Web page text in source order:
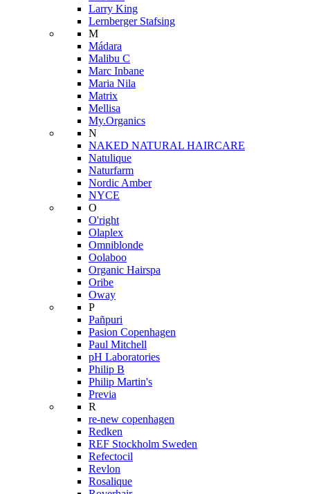
Larry King
Lernberger Stafsing
M
Mádara
Malibu C
Marc Inbane
Maria Nila
Matrix
Mellisa
My.Organics
N
NAKED NATURAL HAIRCARE
Natulique
Naturfarm
Nordic Amber
NYCE
O
O'right
Olaplex
Omniblonde
Oolaboo
Organic Hairspa
Oribe
Oway
P
Pañpuri
Pasion Copenhagen
Paul Mitchell
pH Laboratories
Philip B
Philip Martin's
Previa
R
re-new copenhagen
Redken
REF Stockholm Sweden
Refectocil
Revlon
Rosalique